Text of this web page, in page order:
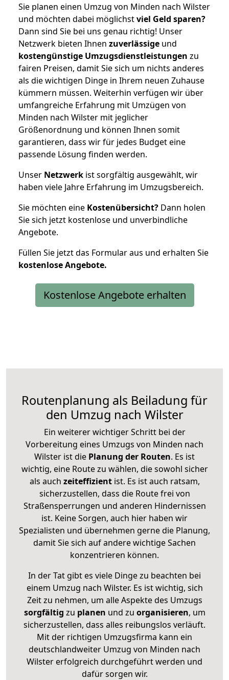
Sie planen einen Umzug von Minden nach Wilster
und möchten dabei möglichstviel Geld sparen?
Dann sind Sie bei uns genau richtig! Unser
Netzwerk bieten Ihnen zuverlässige und
kostengünstige Umzugsdienstleistungen zu
fairen Preisen, damit Sie sich um nichts anderes
als die wichtigen Dinge in Ihrem neuen Zuhause
kümmern müssen. Weiterhin verfügen wir über
umfangreiche Erfahrung mit Umzügen von
Minden nach Wilster mit jeglicher
Größenordnung und können Ihnen somit
garantieren, dass wir für jedes Budget eine
passende Lösung finden werden.
Unser Netzwerk ist sorgfältig ausgewählt, wir
haben viele Jahre Erfahrung im Umzugsbereich.
Sie möchten eine Kostenübersicht? Dann holen
Sie sich jetzt kostenlose und unverbindliche
Angebote.
Füllen Sie jetzt das Formular aus und erhalten Sie
kostenloseAngebote.
Kostenlose Angebote erhalten
Routenplanung als Beiladung für
den Umzug nach Wilster
Ein weiterer wichtiger Schritt bei der
Vorbereitung eines Umzugs von Minden nach
Wilster ist die Planung der Routen. Es ist
wichtig, eine Route zu wählen, die sowohl sicher
als auch zeiteffizientist. Es ist auch ratsam,
sicherzustellen, dass die Route frei von
Straßensperrungen und anderen Hindernissen
ist. Keine Sorgen, auch hier haben wir
Spezialisten und übernehmen gerne die Planung,
damit Sie sich auf andere wichtige Sachen
konzentrieren können.
In der Tat gibt es viele Dinge zu beachten bei
einem Umzug nach Wilster. Es ist wichtig, sich
Zeit zu nehmen, um alle Aspekte des Umzugs
sorgfältig zu planen und zu organisieren, um
sicherzustellen, dass alles reibungslos verläuft.
Mit der richtigen Umzugsfirma kann ein
deutschlandweiter Umzug von Minden nach
Wilster erfolgreich durchgeführt werden und
dafür sorgen wir.